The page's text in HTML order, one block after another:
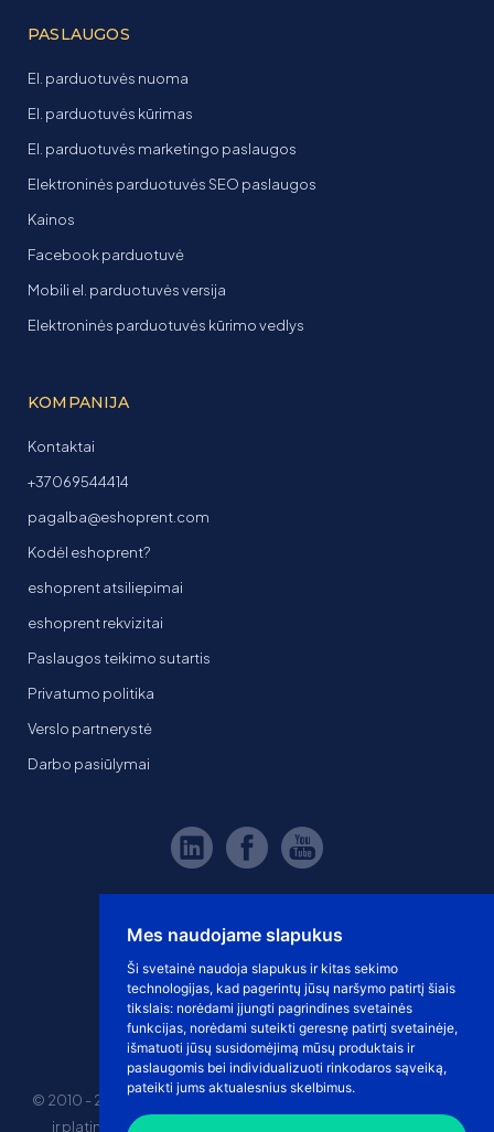
Mes naudojame slapukus
Ši svetainė naudoja slapukus ir kitas sekimo
technologijas, kad pagerintų jūsų naršymo patirtį šiais
tikslais: norėdami įjungti pagrindines svetainės
funkcijas, norėdami suteikti geresnę patirtį svetainėje,
išmatuoti jūsų susidomėjimą mūsų produktais ir
paslaugomis bei individualizuoti rinkodaros sąveiką,
pateikti jums aktualesnius skelbimus.
PASLAUGOS
El. parduotuvės nuoma
El. parduotuvės kūrimas
El. parduotuvės marketingo paslaugos
Elektroninės parduotuvės SEO paslaugos
Kainos
Facebook parduotuvė
Mobili el. parduotuvės versija
Elektroninės parduotuvės kūrimo vedlys
KOMPANIJA
Kontaktai
+37069544414
pagalba@eshoprent.com
Kodėl eshoprent?
eshoprent atsiliepimai
eshoprent rekvizitai
Paslaugos teikimo sutartis
Privatumo politika
Verslo partnerystė
Darbo pasiūlymai
© 2010 - 2026 eshoprent prekinis ženklas saugomas. Kopijuoti
ir platinti svetainės turinį be sutikimo griežtai draudžiama.